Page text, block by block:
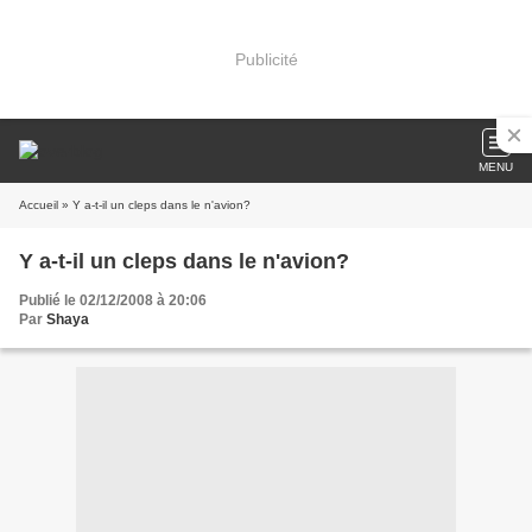
Publicité
MENU
Accueil » Y a-t-il un cleps dans le n'avion?
Y a-t-il un cleps dans le n'avion?
Publié le 02/12/2008 à 20:06
Par Shaya